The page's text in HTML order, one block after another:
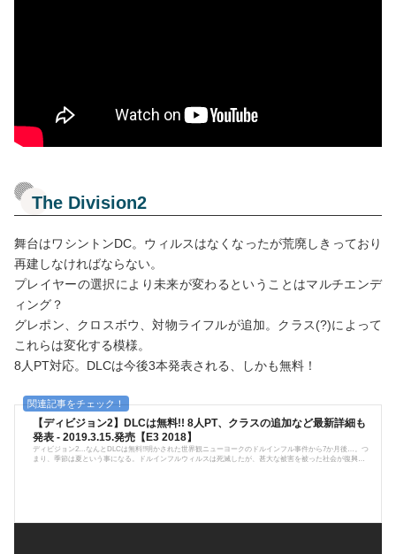
The Division2
舞台はワシントンDC。ウィルスはなくなったが荒廃しきっており
再建しなければならない。
プレイヤーの選択により未来が変わるということはマルチエンデ
ィング？
グレポン、クロスボウ、対物ライフルが追加。クラス(?)によって
これらは変化する模様。
8人PT対応。DLCは今後3本発表される、しかも無料！
【ディビジョン2】DLCは無料!! 8人PT、クラスの追加など最新詳細も
発表 - 2019.3.15.発売【E3 2018】
ディビジョン2…なんとDLCは無料!!明かされた世界観ニューヨークのドルインフル事件から7か月後…。つ
まり、季節は夏という事になる。ドルインフルウィルスは死滅したが、甚大な被害を被った社会が復興す